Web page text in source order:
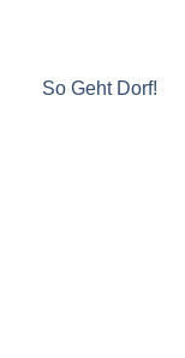
So Geht Dorf!